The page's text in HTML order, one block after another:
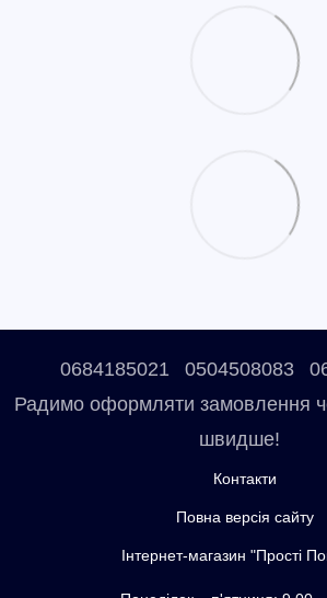
0684185021 0504508083
Радимо оформляти замовлення
швидше!
Контакти
Повна версія сайту
Інтернет-магазин "Прості